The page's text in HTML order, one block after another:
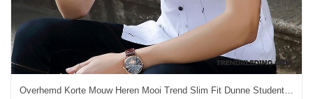
Overhemd Korte Mouw Heren Mooi Trend Slim Fit Dunne Student Jasje Wit